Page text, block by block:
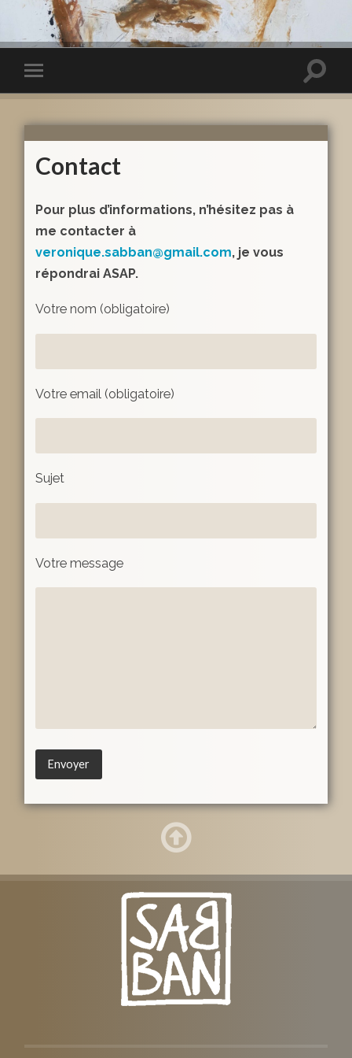
Contact
Pour plus d’informations, n’hésitez pas à
me contacter à
veronique.sabban@gmail.com, je vous
répondrai ASAP.
Votre nom (obligatoire)
Votre email (obligatoire)
Sujet
Votre message